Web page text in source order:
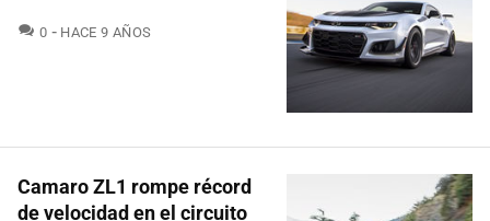
0 COMENTARIOS
HACE 9 AÑOS
Camaro ZL1 rompe récord
de velocidad en el circuito